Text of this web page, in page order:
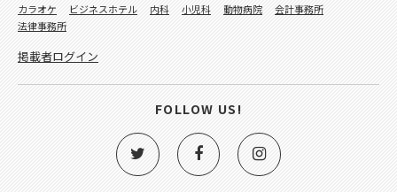
カラオケ
ビジネスホテル 内科 小児科 動物病院
会計事務所
法律事務所
掲載者ログイン
FOLLOW US!